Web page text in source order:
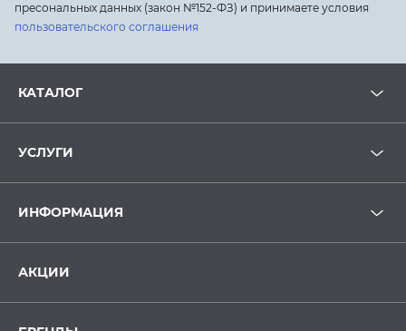
пресональных данных (закон №152-ФЗ) и принимаете условия
пользовательского соглашения
КАТАЛОГ
УСЛУГИ
ИНФОРМАЦИЯ
АКЦИИ